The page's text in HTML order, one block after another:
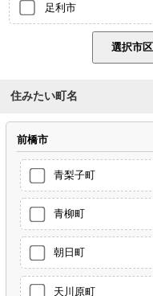
足利市
住みたい町名
前橋市
青梨子町
青柳町
朝日町
天川原町